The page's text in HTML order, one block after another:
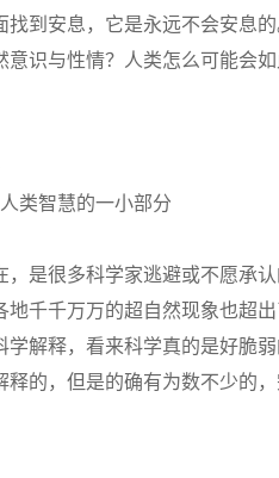
找到安息，它是永远不会安息
意识与性情？人类怎么可能会
类智慧的一小部分
，是很多科学家逃避或不愿承
地千千万万的超自然现象也超
学解释，看来科学真的是好脆
释的，但是的确有为数不少的